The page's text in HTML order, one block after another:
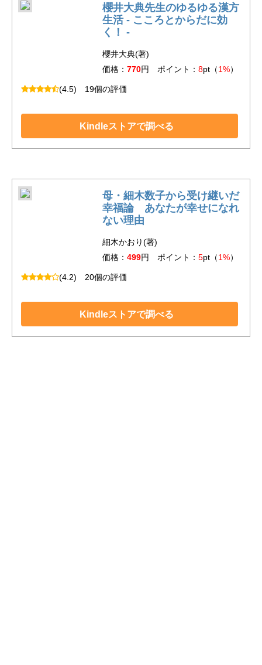
櫻井大典先生のゆるゆる漢方
生活 - こころとからだに効
く！ -
櫻井大典(著)
価格： 770円 ポイント： 8pt（1%）
(4.5) 19個の評価
Kindleストアで調べる
母・細木数子から受け継いだ
幸福論 あなたが幸せになれ
ない理由
細木かおり(著)
価格： 499円 ポイント： 5pt（1%）
(4.2) 20個の評価
Kindleストアで調べる